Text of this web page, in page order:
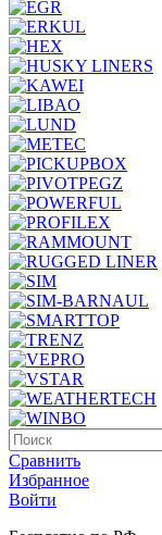
Сравнить
Избранное
Войти